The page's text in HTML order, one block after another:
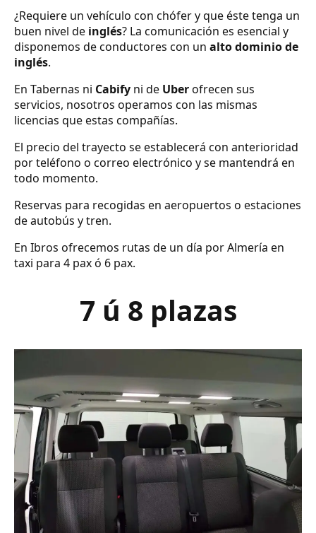
¿Requiere un vehículo con chófer y que éste tenga un
buen nivel de inglés? La comunicación es esencial y
disponemos de conductores con un alto dominio de
inglés.
En Tabernas ni Cabify ni de Uberofrecen sus
servicios, nosotros operamos con las mismas
licencias que estas compañías.
El precio del trayecto se establecerá con anterioridad
por teléfono o correo electrónico y se mantendrá en
todo momento.
Reservas para recogidas en aeropuertos o estaciones
de autobús y tren.
En Ibros ofrecemos rutas de un día por Almería en
taxi para 4 pax ó 6 pax.
7 ú 8 plazas